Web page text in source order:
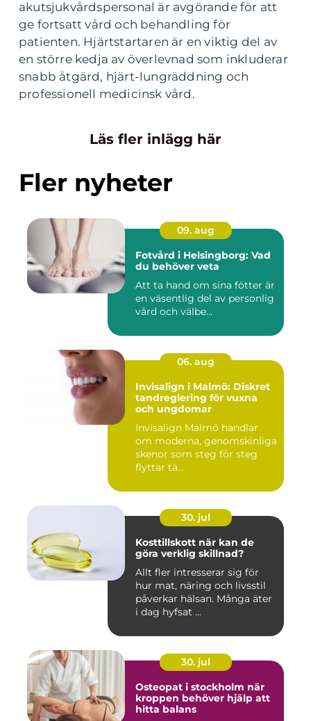
akutsjukvårdspersonal är avgörande för att
ge fortsatt vård och behandling för
patienten. Hjärtstartaren är en viktig del av
en större kedja av överlevnad som inkluderar
snabb åtgärd, hjärt-lungräddning och
professionell medicinsk vård.
Läs fler inlägg här
Fler nyheter
09. aug
Fotvård i Helsingborg: Vad
du behöver veta
Att ta hand om sina fötter är
en väsentlig del av personlig
vård och välbe...
06. aug
Invisalign i Malmö: Diskret
tandreglering för vuxna
och ungdomar
Invisalign Malmö handlar
om moderna, genomskinliga
skenor som steg för steg
flyttar tä...
30. jul
Kosttillskott när kan de
göra verklig skillnad?
Allt fler intresserar sig för
hur mat, näring och livsstil
påverkar hälsan. Många äter
i dag hyfsat ...
30. jul
Osteopat i stockholm när
kroppen behöver hjälp att
hitta balans